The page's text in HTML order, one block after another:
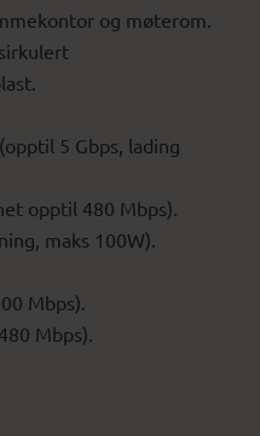
og møterom.
5 Gbps, lading
opptil 480 Mbps).
maks 100W).
Mbps).
Mbps).